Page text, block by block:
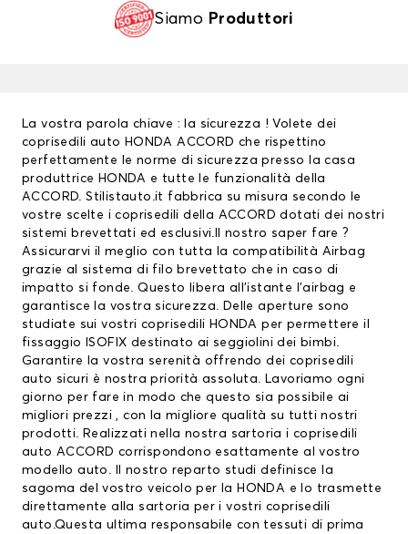
Siamo Produttori
La vostra parola chiave : la sicurezza ! Volete dei
coprisedili auto HONDA ACCORD che rispettino
perfettamente le norme di sicurezza presso la casa
produttrice HONDA e tutte le funzionalità della
ACCORD. Stilistauto.it fabbrica su misura secondo le
vostre scelte i coprisedili della ACCORD dotati dei nostri
sistemi brevettati ed esclusivi.Il nostro saper fare ?
Assicurarvi il meglio con tutta la compatibilità Airbag
grazie al sistema di filo brevettato che in caso di
impatto si fonde. Questo libera all’istante l’airbag e
garantisce la vostra sicurezza. Delle aperture sono
studiate sui vostricoprisedili HONDA per permettere il
fissaggio ISOFIX destinato ai seggiolini dei bimbi.
Garantire la vostra serenità offrendo dei coprisedili
auto sicuri è nostra priorità assoluta. Lavoriamo ogni
giorno per fare in modo che questo sia possibile ai
migliori prezzi , con la migliore qualità su tutti nostri
prodotti. Realizzati nella nostra sartoria i coprisedili
auto ACCORD corrispondono esattamente al vostro
modello auto. Il nostro reparto studi definisce la
sagoma del vostro veicolo per la HONDA e lo trasmette
direttamente alla sartoria per i vostri coprisedili
auto.Questa ultima responsabile con tessuti di prima